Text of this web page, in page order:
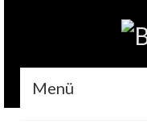
Menü